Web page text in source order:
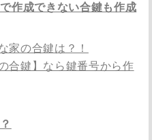
作成できない合鍵も作成
家の合鍵は？！
合鍵】なら鍵番号から作